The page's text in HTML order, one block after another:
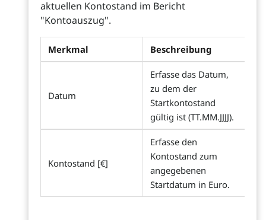
aktuellen Kontostand im Bericht
"Kontoauszug".
Merkmal Beschreibung
Datum
Erfasse das Datum,
zu dem der
Startkontostand
gültig ist (TT.MM.JJJJ).
Kontostand [€]
Erfasse den
Kontostand zum
angegebenen
Startdatum in Euro.